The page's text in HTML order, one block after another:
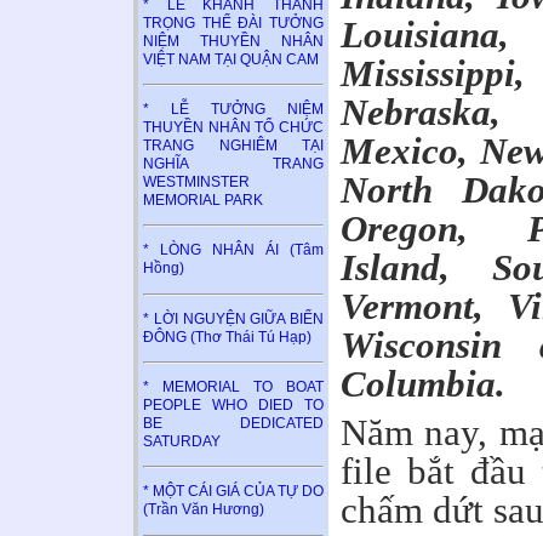
* LỄ KHÁNH THÀNH
TRỌNG THỂ ĐÀI TƯỞNG
NIỆM THUYỀN NHÂN
VIỆT NAM TẠI QUẬN CAM
* LỄ TƯỞNG NIỆM
THUYỀN NHÂN TỔ CHỨC
TRANG NGHIÊM TẠI
NGHĨA TRANG
WESTMINSTER
MEMORIAL PARK
* LÒNG NHÂN ÁI (Tâm
Hồng)
* LỜI NGUYỆN GIỮA BIỂN
ĐÔNG (Thơ Thái Tú Hạp)
* MEMORIAL TO BOAT
PEOPLE WHO DIED TO
BE DEDICATED
SATURDAY
* MỘT CÁI GIÁ CỦA TỰ DO
(Trần Văn Hương)
Louisiana,
Mexico,
North
Oregon,
Island,
Vermont,
Columbia.
Năm nay,
file bắt đầu
chấm dứt